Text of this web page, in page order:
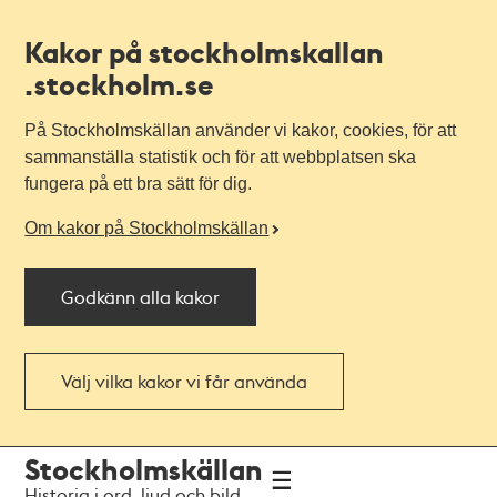
Kakor på stockholmskallan
.stockholm.se
På Stockholmskällan använder vi kakor, cookies, för att
sammanställa statistik och för att webbplatsen ska
fungera på ett bra sätt för dig.
Om kakor på Stockholmskällan
Godkänn alla kakor
Välj vilka kakor vi får använda
navigationen
huvudinnehållet
Stockholmskällan